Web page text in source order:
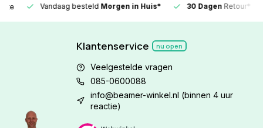
Vandaag besteldMorgen in Huis* 30 DagenRetour*
Klantenservice nu open
Veelgestelde vragen
085-0600088
info@beamer-winkel.nl (binnen 4 uur
reactie)